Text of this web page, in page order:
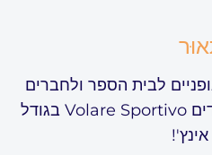
לבית הספר ולחברים
היא מסיבה עם אופני הילדים Volare Sportivo בגודל